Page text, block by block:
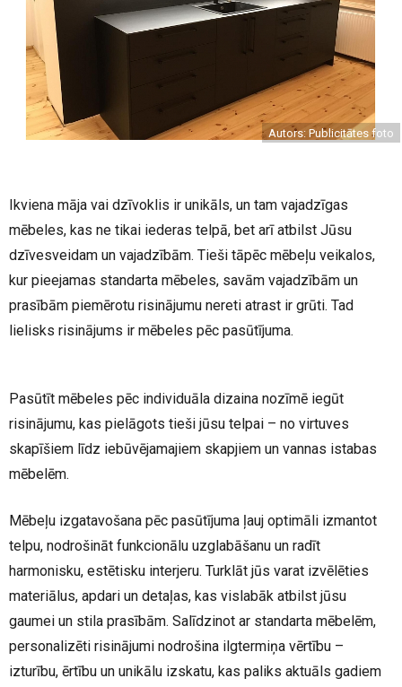
Autors: Publicitātes foto
Ikviena māja vai dzīvoklis ir unikāls, un tam vajadzīgas
mēbeles, kas ne tikai iederas telpā, bet arī atbilst Jūsu
dzīvesveidam un vajadzībām. Tieši tāpēc mēbeļu veikalos,
kur pieejamas standarta mēbeles, savām vajadzībām un
prasībām piemērotu risinājumu nereti atrast ir grūti. Tad
lielisks risinājums ir mēbeles pēc pasūtījuma.
Pasūtīt mēbeles pēc individuāla dizaina nozīmē iegūt
risinājumu, kas pielāgots tieši jūsu telpai – no virtuves
skapīšiem līdz iebūvējamajiem skapjiem un vannas istabas
mēbelēm.
Mēbeļu izgatavošana pēc pasūtījuma ļauj optimāli izmantot
telpu, nodrošināt funkcionālu uzglabāšanu un radīt
harmonisku, estētisku interjeru. Turklāt jūs varat izvēlēties
materiālus, apdari un detaļas, kas vislabāk atbilst jūsu
gaumei un stila prasībām. Salīdzinot ar standarta mēbelēm,
personalizēti risinājumi nodrošina ilgtermiņa vērtību –
izturību, ērtību un unikālu izskatu, kas paliks aktuāls gadiem